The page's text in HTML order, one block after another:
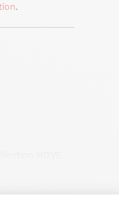
.
moulures